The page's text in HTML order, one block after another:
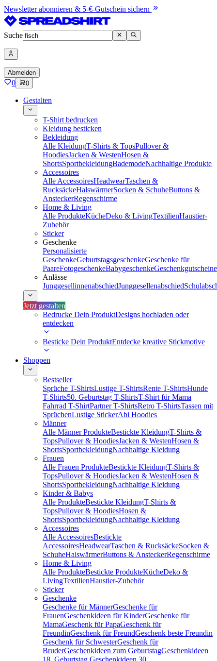
Newsletter abonnieren & 5-€-Gutschein sichern
Suche
Abmelden
0 0
Gestalten
T-Shirt bedrucken
Kleidung besticken
Bekleidung
Alle KleidungT-Shirts & TopsPullover &
HoodiesJacken & WestenHosen &
ShortsSportbekleidungBademodeNachhaltige Produkte
Accessoires
Alle AccessoiresHeadwearTaschen &
RucksäckeHalswärmerSocken & SchuheButtons &
AnsteckerRegenschirme
Home & Living
Alle ProdukteKücheDeko & LivingTextilienHaustier-
Zubehör
Sticker
Geschenke
Personalisierte
GeschenkeGeburtstagsgeschenkeGeschenke für
PaareFotogeschenkeBabygeschenkeGeschenkgutscheine
Anlässe
JunggesellinnenabschiedJunggesellenabschied
Jetzt gestalten
Bedrucke Dein ProduktDesigns hochladen oder
entdecken
Besticke Dein ProduktEntdecke kreative Stickmotive
Shoppen
Bestseller
Sprüche T-ShirtsLustige T-ShirtsRente T-ShirtsHunde
T-Shirts50. Geburtstag T-ShirtsT-Shirt für Mama
Fahrrad T-ShirtPartner T-ShirtsRetro T-ShirtsTassen mit
SprüchenLustige StickerAbi Hoodies
Männer
Alle Männer ProdukteBestickte KleidungT-Shirts &
TopsPullover & HoodiesJacken & WestenHosen &
ShortsSportbekleidungNachhaltige Kleidung
Frauen
Alle Frauen ProdukteBestickte KleidungT-Shirts &
TopsPullover & HoodiesJacken & WestenHosen &
ShortsSportbekleidungNachhaltige Kleidung
Kinder & Babys
Alle ProdukteBestickte KleidungT-Shirts &
TopsPullover & HoodiesHosen &
ShortsSportbekleidungNachhaltige Kleidung
Accessoires
Alle AccessoiresBestickte
AccessoiresHeadwearTaschen & RucksäckeSocken &
SchuheHalswärmerButtons & AnsteckerRegenschirme
Home & Living
Alle ProdukteBestickte ProdukteKücheDeko &
LivingTextilienHaustier-Zubehör
Sticker
Geschenke
Geschenke für MännerGeschenke für
FrauenGeschenkideen für KinderGeschenke für
MamaGeschenk für PapaGeschenk für
FreundinGeschenk für FreundGeschenk beste Freundin
Geschenk für SchwesterGeschenk für
BruderGeschenkideen zum GeburtstagGeschenkideen
18. Geburtstag Geschenkideen 30.